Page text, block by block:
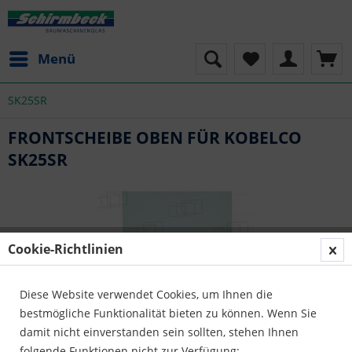
Menü
SK25SR
FRONTSCHEIBE OBEN FÜR KOBELCO
SK25SR
Cookie-Richtlinien
Diese Website verwendet Cookies, um Ihnen die
bestmögliche Funktionalität bieten zu können. Wenn Sie
damit nicht einverstanden sein sollten, stehen Ihnen